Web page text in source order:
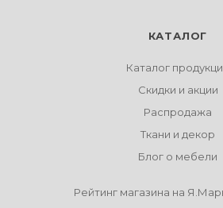
КАТАЛОГ
Каталог
Скидки и акции
Распродажа
Ткани и декор
Блог о мебели
Рейтинг магазина на